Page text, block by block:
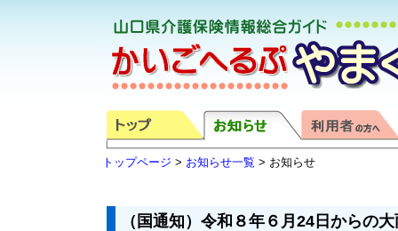
トップページ > お知らせ一覧 > お知らせ
（国通知）令和８年６月24日からの